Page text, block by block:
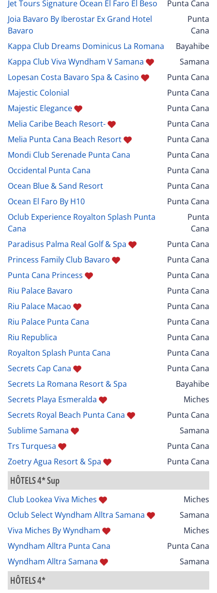
Jet Tours Signature Ocean El Faro El Beso
Punta Cana
Joia Bavaro By Iberostar Ex Grand Hotel
Bavaro
Punta
Cana
Kappa Club Dreams Dominicus La Romana
Bayahibe
Kappa Club Viva Wyndham V Samana
Samana
Lopesan Costa Bavaro Spa & Casino
Punta Cana
Majestic Colonial
Punta Cana
Majestic Elegance
Punta Cana
Melia Caribe Beach Resort-
Punta Cana
Melia Punta Cana Beach Resort
Punta Cana
Mondi Club Serenade Punta Cana
Punta Cana
Occidental Punta Cana
Punta Cana
Ocean Blue & Sand Resort
Punta Cana
Ocean El Faro By H10
Punta Cana
Oclub Experience Royalton Splash Punta
Cana
Punta
Cana
Paradisus Palma Real Golf & Spa
Punta Cana
Princess Family Club Bavaro
Punta Cana
Punta Cana Princess
Punta Cana
Riu Palace Bavaro
Punta Cana
Riu Palace Macao
Punta Cana
Riu Palace Punta Cana
Punta Cana
Riu Republica
Punta Cana
Royalton Splash Punta Cana
Punta Cana
Secrets Cap Cana
Punta Cana
Secrets La Romana Resort & Spa
Bayahibe
Secrets Playa Esmeralda
Miches
Secrets Royal Beach Punta Cana
Punta Cana
Sublime Samana
Samana
Trs Turquesa
Punta Cana
Zoetry Agua Resort & Spa
Punta Cana
HÔTELS 4* Sup
Club Lookea Viva Miches
Miches
Oclub Select Wyndham Alltra Samana
Samana
Viva Miches By Wyndham
Miches
Wyndham Alltra Punta Cana
Punta Cana
Wyndham Alltra Samana
Samana
HÔTELS 4*